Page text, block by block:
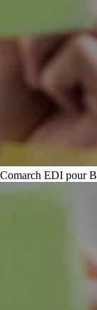
Comarch EDI pour